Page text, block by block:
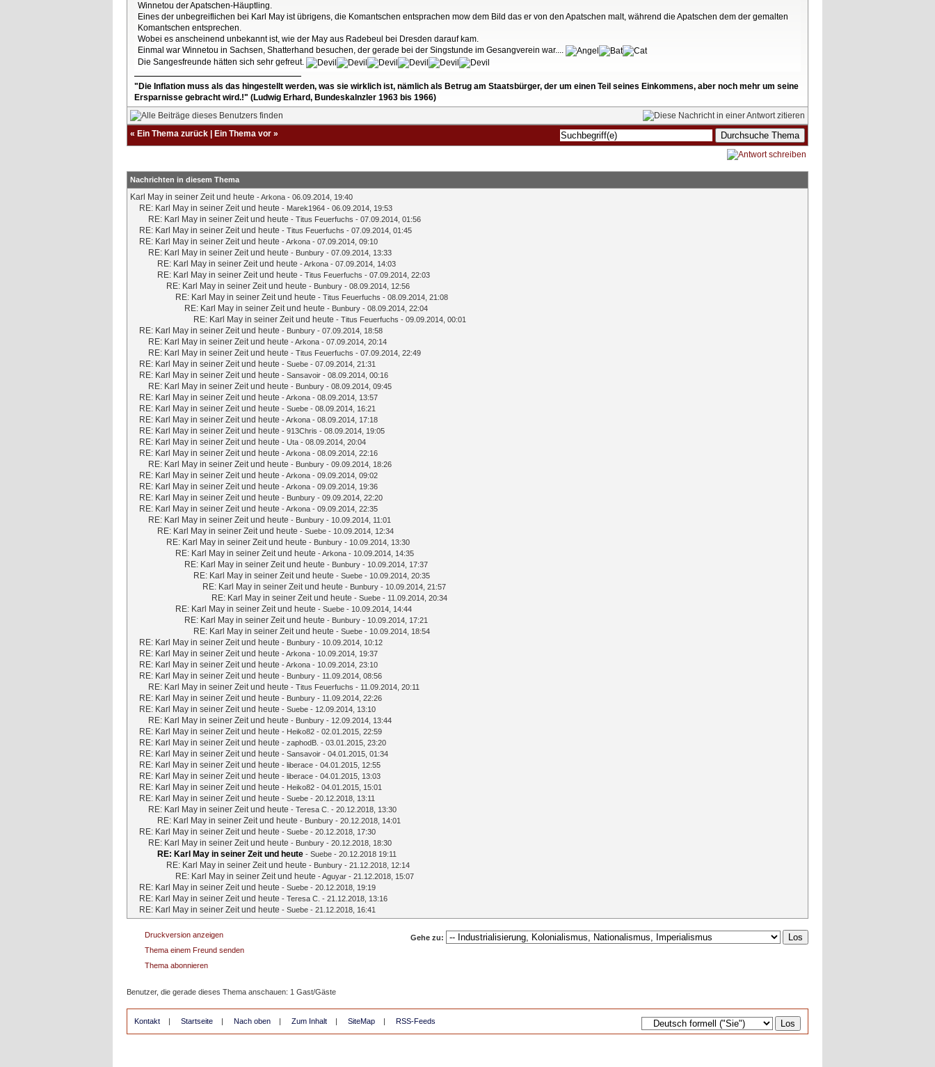
Winnetou der Apatschen-Häuptling.
Eines der unbegreiflichen bei Karl May ist übrigens, die Komantschen entsprachen mow dem Bild das er von den Apatschen malt, während die Apatschen dem der gemalten
Komantschen entsprechen.
Wobei es anscheinend unbekannt ist, wie der May aus Radebeul bei Dresden darauf kam.
Einmal war Winnetou in Sachsen, Shatterhand besuchen, der gerade bei der Singstunde im Gesangverein war....
Die Sangesfreunde hätten sich sehr gefreut.
"Die Inflation muss als das hingestellt werden, was sie wirklich ist, nämlich als Betrug am Staatsbürger, der um einen Teil seines Einkommens, aber noch mehr um seine
Ersparnisse gebracht wird.!" (Ludwig Erhard, Bundeskalnzler 1963 bis 1966)
« Ein Thema zurück | Ein Thema vor »
Nachrichten in diesem Thema
Karl May in seiner Zeit und heute -Arkona - 06.09.2014, 19:40
RE: Karl May in seiner Zeit und heute - Marek1964 - 06.09.2014, 19:53
RE: Karl May in seiner Zeit und heute - Titus Feuerfuchs - 07.09.2014, 01:56
RE: Karl May in seiner Zeit und heute - Titus Feuerfuchs - 07.09.2014, 01:45
RE: Karl May in seiner Zeit und heute -Arkona - 07.09.2014, 09:10
RE: Karl May in seiner Zeit und heute - Bunbury - 07.09.2014, 13:33
RE: Karl May in seiner Zeit und heute -Arkona - 07.09.2014, 14:03
RE: Karl May in seiner Zeit und heute - Titus Feuerfuchs - 07.09.2014, 22:03
RE: Karl May in seiner Zeit und heute - Bunbury - 08.09.2014, 12:56
RE: Karl May in seiner Zeit und heute - Titus Feuerfuchs - 08.09.2014, 21:08
RE: Karl May in seiner Zeit und heute - Bunbury - 08.09.2014, 22:04
RE: Karl May in seiner Zeit und heute - Titus Feuerfuchs - 09.09.2014, 00:01
RE: Karl May in seiner Zeit und heute - Bunbury - 07.09.2014, 18:58
RE: Karl May in seiner Zeit und heute -Arkona - 07.09.2014, 20:14
RE: Karl May in seiner Zeit und heute - Titus Feuerfuchs - 07.09.2014, 22:49
RE: Karl May in seiner Zeit und heute - Suebe - 07.09.2014, 21:31
RE: Karl May in seiner Zeit und heute - Sansavoir - 08.09.2014, 00:16
RE: Karl May in seiner Zeit und heute - Bunbury - 08.09.2014, 09:45
RE: Karl May in seiner Zeit und heute -Arkona - 08.09.2014, 13:57
RE: Karl May in seiner Zeit und heute - Suebe - 08.09.2014, 16:21
RE: Karl May in seiner Zeit und heute -Arkona - 08.09.2014, 17:18
RE: Karl May in seiner Zeit und heute - 913Chris - 08.09.2014, 19:05
RE: Karl May in seiner Zeit und heute - Uta - 08.09.2014, 20:04
RE: Karl May in seiner Zeit und heute -Arkona - 08.09.2014, 22:16
RE: Karl May in seiner Zeit und heute - Bunbury - 09.09.2014, 18:26
RE: Karl May in seiner Zeit und heute -Arkona - 09.09.2014, 09:02
RE: Karl May in seiner Zeit und heute -Arkona - 09.09.2014, 19:36
RE: Karl May in seiner Zeit und heute - Bunbury - 09.09.2014, 22:20
RE: Karl May in seiner Zeit und heute -Arkona - 09.09.2014, 22:35
RE: Karl May in seiner Zeit und heute - Bunbury - 10.09.2014, 11:01
RE: Karl May in seiner Zeit und heute - Suebe - 10.09.2014, 12:34
RE: Karl May in seiner Zeit und heute - Bunbury - 10.09.2014, 13:30
RE: Karl May in seiner Zeit und heute -Arkona - 10.09.2014, 14:35
RE: Karl May in seiner Zeit und heute - Bunbury - 10.09.2014, 17:37
RE: Karl May in seiner Zeit und heute - Suebe - 10.09.2014, 20:35
RE: Karl May in seiner Zeit und heute - Bunbury - 10.09.2014, 21:57
RE: Karl May in seiner Zeit und heute - Suebe - 11.09.2014, 20:34
RE: Karl May in seiner Zeit und heute - Suebe - 10.09.2014, 14:44
RE: Karl May in seiner Zeit und heute - Bunbury - 10.09.2014, 17:21
RE: Karl May in seiner Zeit und heute - Suebe - 10.09.2014, 18:54
RE: Karl May in seiner Zeit und heute - Bunbury - 10.09.2014, 10:12
RE: Karl May in seiner Zeit und heute -Arkona - 10.09.2014, 19:37
RE: Karl May in seiner Zeit und heute -Arkona - 10.09.2014, 23:10
RE: Karl May in seiner Zeit und heute - Bunbury - 11.09.2014, 08:56
RE: Karl May in seiner Zeit und heute - Titus Feuerfuchs - 11.09.2014, 20:11
RE: Karl May in seiner Zeit und heute - Bunbury - 11.09.2014, 22:26
RE: Karl May in seiner Zeit und heute - Suebe - 12.09.2014, 13:10
RE: Karl May in seiner Zeit und heute - Bunbury - 12.09.2014, 13:44
RE: Karl May in seiner Zeit und heute - Heiko82 - 02.01.2015, 22:59
RE: Karl May in seiner Zeit und heute - zaphodB. - 03.01.2015, 23:20
RE: Karl May in seiner Zeit und heute - Sansavoir - 04.01.2015, 01:34
RE: Karl May in seiner Zeit und heute - liberace - 04.01.2015, 12:55
RE: Karl May in seiner Zeit und heute - liberace - 04.01.2015, 13:03
RE: Karl May in seiner Zeit und heute - Heiko82 - 04.01.2015, 15:01
RE: Karl May in seiner Zeit und heute - Suebe - 20.12.2018, 13:11
RE: Karl May in seiner Zeit und heute - Teresa C. - 20.12.2018, 13:30
RE: Karl May in seiner Zeit und heute - Bunbury - 20.12.2018, 14:01
RE: Karl May in seiner Zeit und heute - Suebe - 20.12.2018, 17:30
RE: Karl May in seiner Zeit und heute - Bunbury - 20.12.2018, 18:30
RE: Karl May in seiner Zeit und heute - Suebe - 20.12.2018 19:11
RE: Karl May in seiner Zeit und heute - Bunbury - 21.12.2018, 12:14
RE: Karl May in seiner Zeit und heute -Aguyar - 21.12.2018, 15:07
RE: Karl May in seiner Zeit und heute - Suebe - 20.12.2018, 19:19
RE: Karl May in seiner Zeit und heute - Teresa C. - 21.12.2018, 13:16
RE: Karl May in seiner Zeit und heute - Suebe - 21.12.2018, 16:41
Druckversion anzeigen
Thema einem Freund senden
Thema abonnieren
Gehe zu:
Benutzer, die gerade dieses Thema anschauen: 1 Gast/Gäste
Kontakt | Startseite | Nach oben | Zum Inhalt | SiteMap | RSS-Feeds